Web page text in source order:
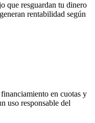
que resguardan tu dinero
rentabilidad según
en cuotas y
uso responsable del